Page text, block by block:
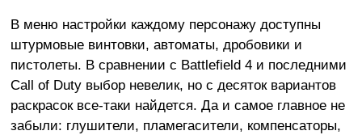
В меню настройки каждому персонажу доступны
штурмовые винтовки, автоматы, дробовики и
пистолеты. В сравнении с Battlefield 4 и последними
Call of Duty выбор невелик, но с десяток вариантов
раскрасок все-таки найдется. Да и самое главное не
забыли: глушители, пламегасители, компенсаторы,